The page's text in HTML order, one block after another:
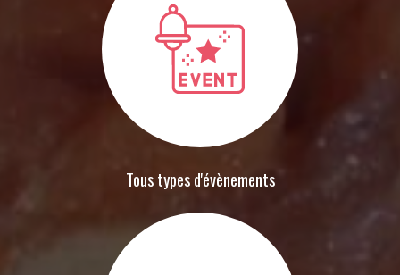
Tous types d'évènements